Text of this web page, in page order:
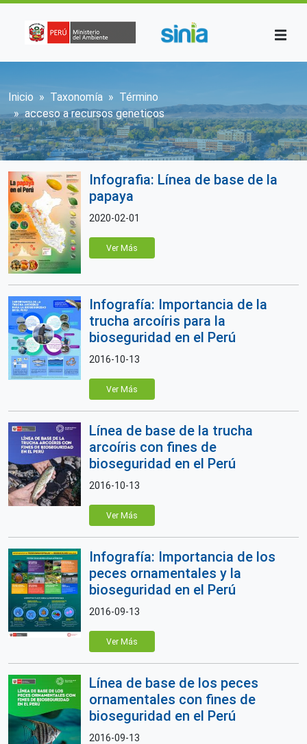
Sobrescribir enlaces de ayuda a la
Inicio Taxonomía
Término
acceso a recursos geneticos
Infografia: Línea de base de la
papaya
2020-02-01
Ver Más
Infografía: Importancia de la
trucha arcoíris para la
bioseguridad en el Perú
2016-10-13
Ver Más
Línea de base de la trucha
arcoíris con fines de
bioseguridad en el Perú
2016-10-13
Ver Más
Infografía: Importancia de los
peces ornamentales y la
bioseguridad en el Perú
2016-09-13
Ver Más
Línea de base de los peces
ornamentales con fines de
bioseguridad en el Perú
2016-09-13